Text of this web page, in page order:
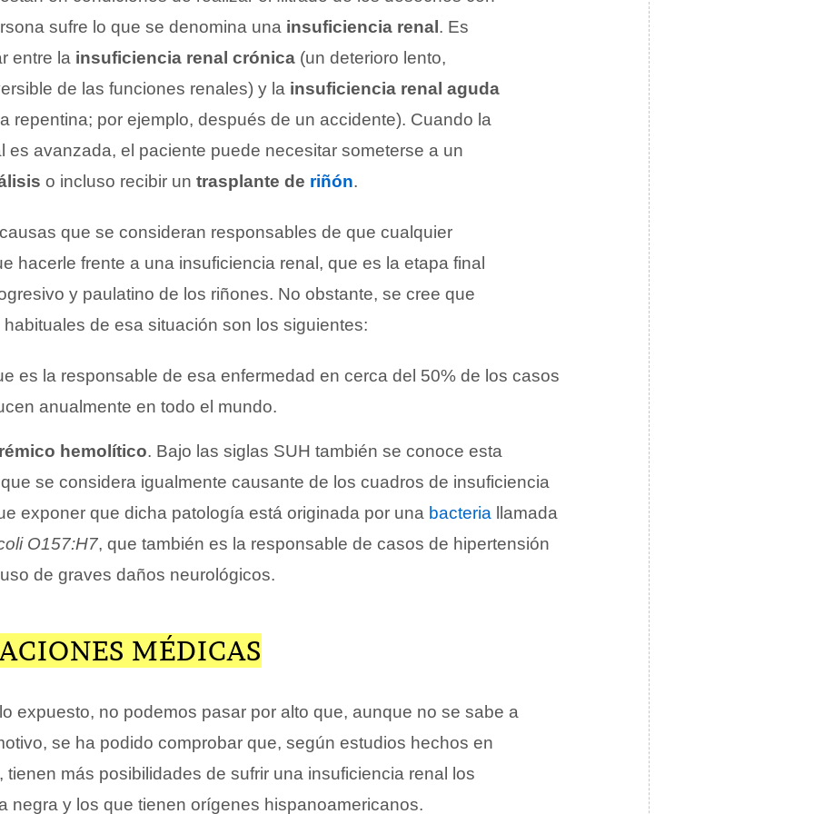
sufre lo que se denomina una insuficiencia renal. Es
entre la insuficiencia renal crónica (un deterioro lento,
de las funciones renales) y la insuficiencia renal aguda
repentina; por ejemplo, después de un accidente). Cuando la
es avanzada, el paciente puede necesitar someterse a un
o incluso recibir un trasplante de riñón.
que se consideran responsables de que cualquier
hacerle frente a una insuficiencia renal, que es la etapa final
y paulatino de los riñones. No obstante, se cree que
de esa situación son los siguientes:
es la responsable de esa enfermedad en cerca del 50% de los casos
anualmente en todo el mundo.
hemolítico. Bajo las siglas SUH también se conoce esta
se considera igualmente causante de los cuadros de insuficiencia
exponer que dicha patología está originada por una bacteria llamada
O157:H7, que también es la responsable de casos de hipertensión
de graves daños neurológicos.
MÉDICAS
expuesto, no podemos pasar por alto que, aunque no se sabe a
se ha podido comprobar que, según estudios hechos en
, tienen más posibilidades de sufrir una insuficiencia renal los
negra y los que tienen orígenes hispanoamericanos.